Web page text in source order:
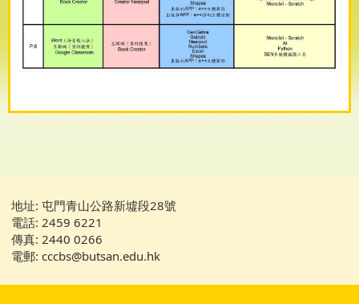
地址: 屯門青山公路新墟段28號
電話: 2459 6221
傳真: 2440 0266
電郵: cccbs@butsan.edu.hk